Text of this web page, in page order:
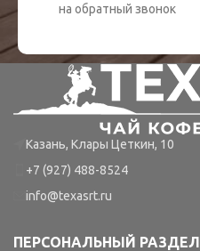
на обратный звонок
Казань, Клары Цеткин, 10
+7 (927) 488-8524
info@texasrt.ru
ПЕРСОНАЛЬНЫЙ РАЗДЕЛ